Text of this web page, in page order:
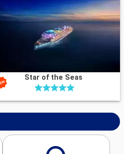
Star of the Seas